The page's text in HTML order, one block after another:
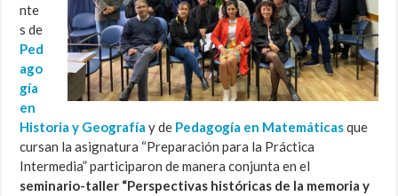
nte
s de
Ped
ago
gía
en
Historia y Geografía y de Pedagogía en Matemáticasque
cursan la asignatura “Preparación para la Práctica
Intermedia” participaron de manera conjunta en el
seminario-taller “Perspectivas históricas de la memoria y